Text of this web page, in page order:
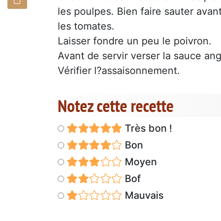
les poulpes. Bien faire sauter
les tomates.
Laisser fondre un peu le poivron.
Avant de servir verser la sauce
Vérifier l?assaisonnement.
Notez cette recette
Très bon !
Bon
Moyen
Bof
Mauvais